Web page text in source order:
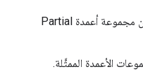
جميع الأعمدة المُدرَجة هي جزء من مجموعة أعمدة Partial
الأعمدة الممثَّلة.